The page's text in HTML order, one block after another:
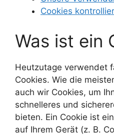
Cookies
Was ist ein
Heutzutage verwendet
Cookies. Wie die
auch wir Cookies, um
schnelleres und
bieten. Ein Cookie ist
auf Ihrem Gerät (z. B.